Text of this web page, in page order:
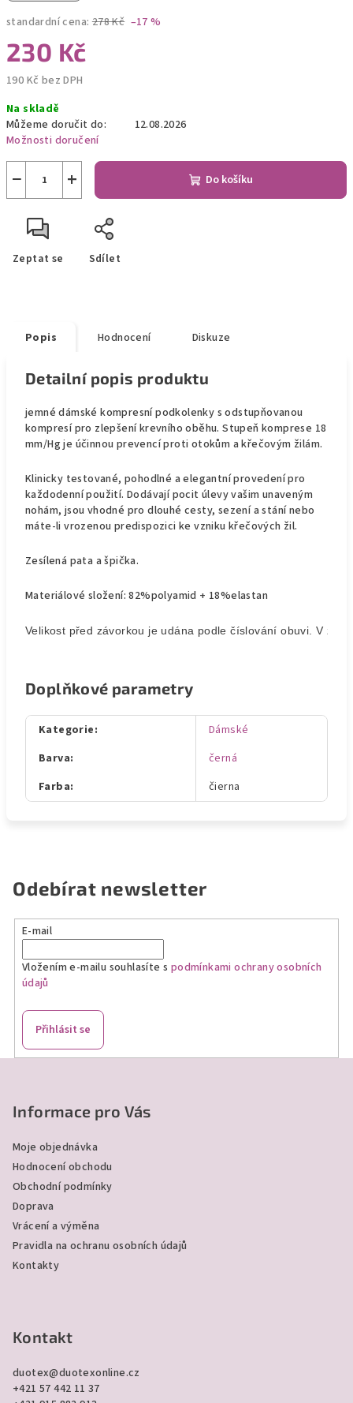
standardní cena: 278 Kč –17 %
230 Kč
190 Kč bez DPH
cena:
Na skladě
Můžeme doručit do:
12.08.2026
Možnosti doručení
+
− Do košíku
Zeptat se Sdílet
Popis Hodnocení Diskuze
Detailní popis produktu
jemné dámské kompresní podkolenky s odstupňovanou
kompresí pro zlepšení krevního oběhu. Stupeň komprese 18
mm/Hg je účinnou prevencí proti otokům a křečovým žilám.
Klinicky testované, pohodlné a elegantní provedení pro
každodenní použití. Dodávají pocit úlevy vašim unaveným
nohám, jsou vhodné pro dlouhé cesty, sezení a stání nebo
máte-li vrozenou predispozici ke vzniku křečových žil.
Zesílená pata a špička.
Materiálové složení: 82%polyamid + 18%elastan
Velikost před závorkou je udána podle číslování obuvi. V
Doplňkové parametry
Kategorie:
Dámské
Barva:
černá
Farba: čierna
Odebírat newsletter
E-mail
Vložením e-mailu souhlasíte s podmínkami ochrany osobních
údajů
Přihlásit se
Informace pro Vás
Moje objednávka
Hodnocení obchodu
Obchodní podmínky
Doprava
Vrácení a výměna
Pravidla na ochranu osobních údajů
Kontakty
Kontakt
duotex@duotexonline.cz
+421 57 442 11 37